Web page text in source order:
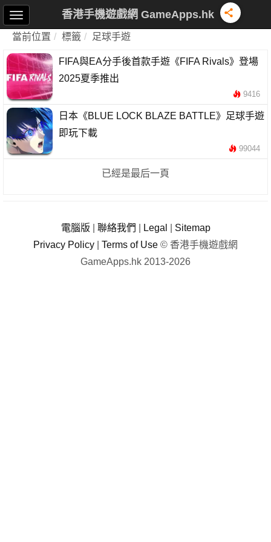
香港手機遊戲網 GameApps.hk
當前位置 標籤 足球手遊
FIFA與EA分手後首款手遊《FIFA Rivals》登場
2025夏季推出
9416
日本《BLUE LOCK BLAZE BATTLE》足球手遊
即玩下載
99044
已經是最后一頁
電腦版 聯絡我們 Legal
Sitemap
Privacy Policy
Terms of Use © 香港手機遊戲網
GameApps.hk 2013-2026